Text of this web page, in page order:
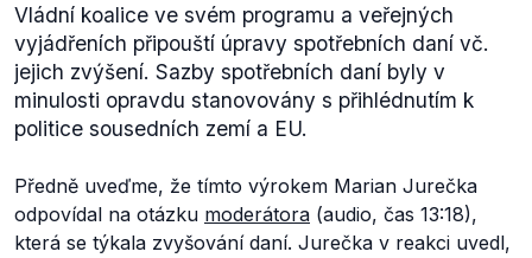
Vládní koalice ve svém programu a veřejných
vyjádřeních připouští úpravy spotřebních daní vč.
jejich zvýšení. Sazby spotřebních daní byly v
minulosti opravdu stanovovány s přihlédnutím k
politice sousedních zemí a EU.
Předně uveďme, že tímto výrokem Marian Jurečka
odpovídal na otázku moderátora (audio, čas 13:18),
která se týkala zvyšování daní. Jurečka v reakci uvedl,